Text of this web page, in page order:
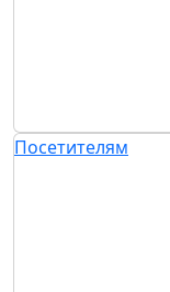
Посетителям